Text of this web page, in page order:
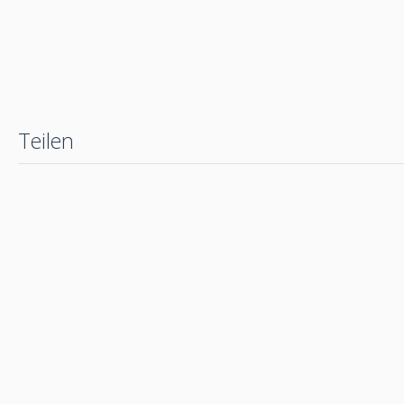
Teilen